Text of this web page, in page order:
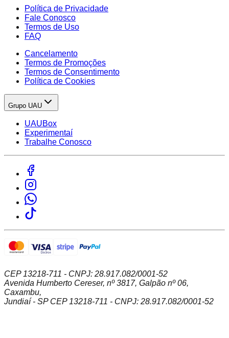
Política de Privacidade
Fale Conosco
Termos de Uso
FAQ
Cancelamento
Termos de Promoções
Termos de Consentimento
Política de Cookies
Grupo UAU
UAUBox
Experimentaí
Trabalhe Conosco
CEP 13218-711 - CNPJ: 28.917.082/0001-52
Avenida Humberto Cereser, nº 3817, Galpão nº 06,
Caxambu,
Jundiaí - SP CEP 13218-711 - CNPJ: 28.917.082/0001-52